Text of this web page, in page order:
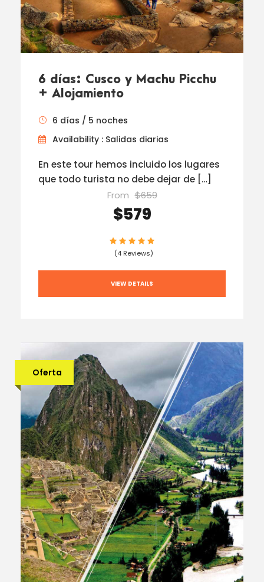
6 días: Cusco y Machu Picchu
+ Alojamiento
6 días / 5 noches
Availability : Salidas diarias
En este tour hemos incluido los lugares
que todo turista no debe dejar de […]
From $659
$579
(4 Reviews)
VIEW DETAILS
Oferta